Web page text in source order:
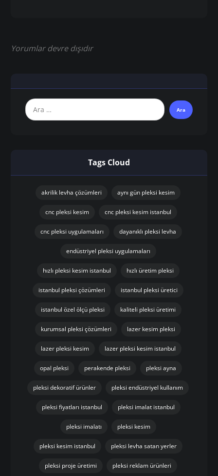
Yorumlar devre dışıdır
Tags Cloud
akrilik levha çözümleri aynı gün pleksi kesim
cnc pleksi kesim cnc pleksi kesim istanbul
cnc pleksi uygulamaları dayanıklı pleksi levha
endüstriyel pleksi uygulamaları
hızlı pleksi kesim istanbul hızlı üretim pleksi
istanbul pleksi çözümleri istanbul pleksi üretici
istanbul özel ölçü pleksi kaliteli pleksi üretimi
kurumsal pleksi çözümleri lazer kesim pleksi
lazer pleksi kesim lazer pleksi kesim istanbul
opal pleksi perakende pleksi pleksi ayna
pleksi dekoratif ürünler pleksi endüstriyel kullanım
pleksi fiyatları istanbul pleksi imalat istanbul
pleksi imalatı pleksi kesim
pleksi kesim istanbul pleksi levha satan yerler
pleksi proje üretimi pleksi reklam ürünleri